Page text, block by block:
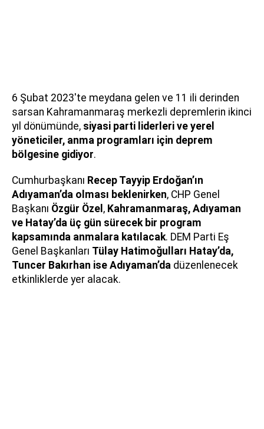
6 Şubat 2023'te meydana gelen ve 11 ili derinden
sarsan Kahramanmaraş merkezli depremlerin ikinci
yıl dönümünde, siyasi parti liderleri ve yerel
yöneticiler, anma programları için deprem
bölgesine gidiyor.
Cumhurbaşkanı Recep Tayyip Erdoğan’ın
Adıyaman’da olması beklenirken, CHP Genel
Başkanı Özgür Özel , Kahramanmaraş, Adıyaman
ve Hatay’da üç gün sürecek bir program
kapsamında anmalara katılacak. DEM Parti Eş
Genel Başkanları Tülay Hatimoğulları Hatay’da,
Tuncer Bakırhan ise Adıyaman’da düzenlenecek
etkinliklerde yer alacak.